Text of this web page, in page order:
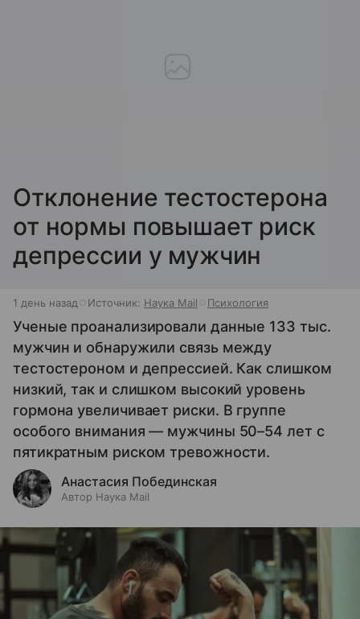
Отклонение тестостерона
от нормы повышает риск
депрессии у мужчин
1 день назад Источник: Наука Mail Психология
Ученые проанализировали данные 133 тыс.
мужчин и обнаружили связь между
тестостероном и депрессией. Как слишком
низкий, так и слишком высокий уровень
гормона увеличивает риски. В группе
особого внимания — мужчины 50–54 лет с
пятикратным риском тревожности.
Анастасия Побединская
Автор Наука Mail